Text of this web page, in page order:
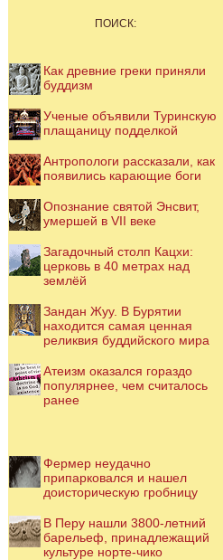
ПОИСК:
Как древние греки приняли
буддизм
Ученые объявили Туринскую
плащаницу подделкой
Антропологи рассказали, как
появились карающие боги
Опознание святой Энсвит,
умершей в VII веке
Загадочный столп Кацхи:
церковь в 40 метрах над
землёй
Зандан Жуу. В Бурятии
находится самая ценная
реликвия буддийского мира
Атеизм оказался гораздо
популярнее, чем считалось
ранее
Фермер неудачно
припарковался и нашел
доисторическую гробницу
В Перу нашли 3800-летний
барельеф, принадлежащий
культуре норте-чико